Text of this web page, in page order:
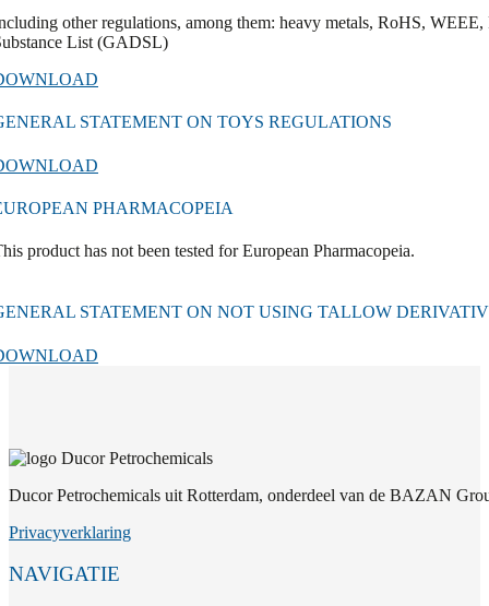
other regulations, among them: heavy metals, RoHS,
List (GADSL)
STATEMENT ON TOYS REGULATIONS
PHARMACOPEIA
product has not been tested for European Pharmacopeia.
STATEMENT ON NOT USING TALLOW
Ducor Petrochemicals uit Rotterdam, onderdeel van de BAZAN
Privacyverklaring
NAVIGATIE